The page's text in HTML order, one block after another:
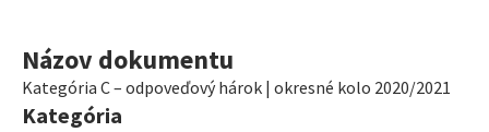
Názov dokumentu
Kategória C – odpoveďový hárok | okresné kolo 2020/2021
Kategória